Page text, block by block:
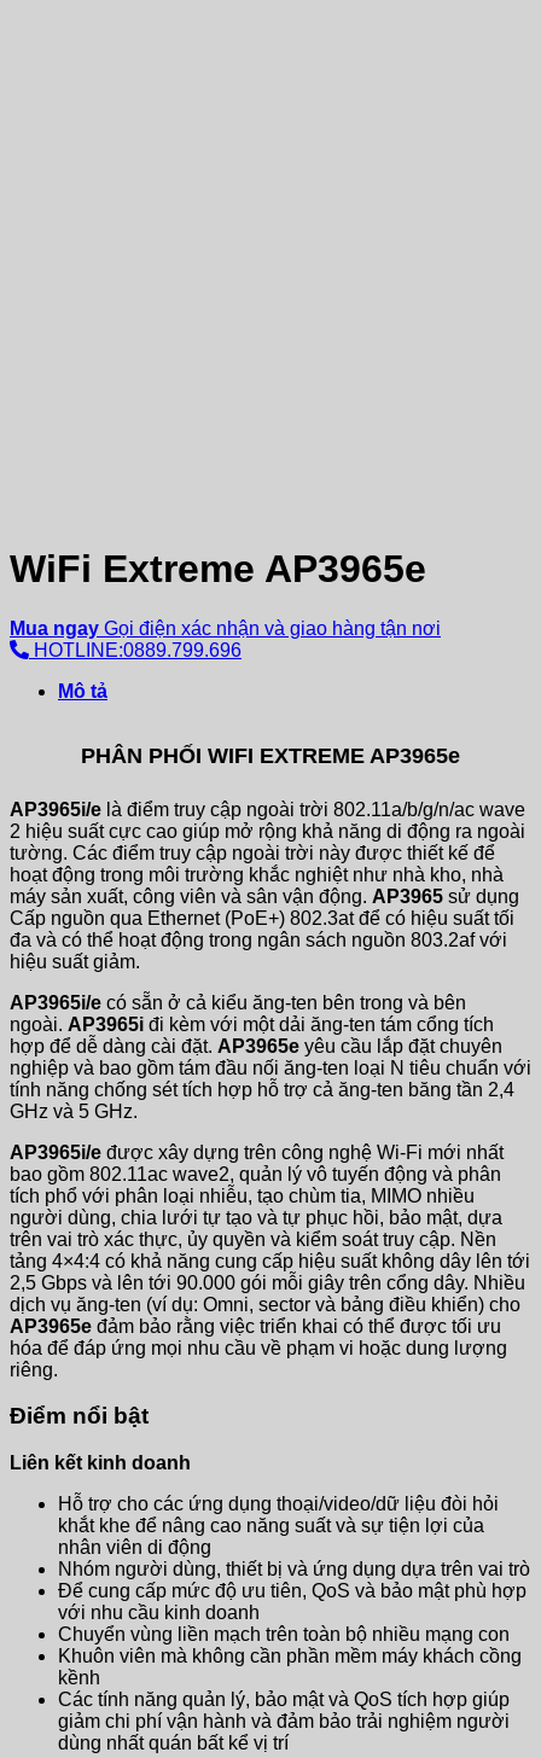
WiFi Extreme AP3965e
Mua ngay Gọi điện xác nhận và giao hàng tận nơi
HOTLINE:0889.799.696
Mô tả
PHÂN PHỐI WIFI EXTREME AP3965e
AP3965i/e là điểm truy cập ngoài trời 802.11a/b/g/n/ac wave
2 hiệu suất cực cao giúp mở rộng khả năng di động ra ngoài
tường. Các điểm truy cập ngoài trời này được thiết kế để
hoạt động trong môi trường khắc nghiệt như nhà kho, nhà
máy sản xuất, công viên và sân vận động. AP3965 sử dụng
Cấp nguồn qua Ethernet (PoE+) 802.3at để có hiệu suất tối
đa và có thể hoạt động trong ngân sách nguồn 803.2af với
hiệu suất giảm.
AP3965i/e có sẵn ở cả kiểu ăng-ten bên trong và bên
ngoài. AP3965i đi kèm với một dải ăng-ten tám cổng tích
hợp để dễ dàng cài đặt. AP3965e yêu cầu lắp đặt chuyên
nghiệp và bao gồm tám đầu nối ăng-ten loại N tiêu chuẩn với
tính năng chống sét tích hợp hỗ trợ cả ăng-ten băng tần 2,4
GHz và 5 GHz.
AP3965i/e được xây dựng trên công nghệ Wi-Fi mới nhất
bao gồm 802.11ac wave2, quản lý vô tuyến động và phân
tích phổ với phân loại nhiễu, tạo chùm tia, MIMO nhiều
người dùng, chia lưới tự tạo và tự phục hồi, bảo mật, dựa
trên vai trò xác thực, ủy quyền và kiểm soát truy cập. Nền
tảng 4×4:4 có khả năng cung cấp hiệu suất không dây lên tới
2,5 Gbps và lên tới 90.000 gói mỗi giây trên cổng dây. Nhiều
dịch vụ ăng-ten (ví dụ: Omni, sector và bảng điều khiển) cho
AP3965e đảm bảo rằng việc triển khai có thể được tối ưu
hóa để đáp ứng mọi nhu cầu về phạm vi hoặc dung lượng
riêng.
Điểm nổi bật
Liên kết kinh doanh
Hỗ trợ cho các ứng dụng thoại/video/dữ liệu đòi hỏi
khắt khe để nâng cao năng suất và sự tiện lợi của
nhân viên di động
Nhóm người dùng, thiết bị và ứng dụng dựa trên vai trò
Để cung cấp mức độ ưu tiên, QoS và bảo mật phù hợp
với nhu cầu kinh doanh
Chuyển vùng liền mạch trên toàn bộ nhiều mạng con
Khuôn viên mà không cần phần mềm máy khách cồng
kềnh
Các tính năng quản lý, bảo mật và QoS tích hợp giúp
giảm chi phí vận hành và đảm bảo trải nghiệm người
dùng nhất quán bất kể vị trí